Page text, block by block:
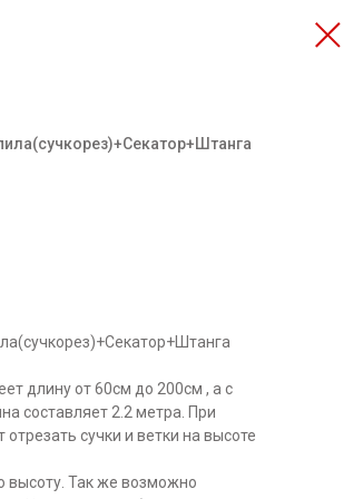
длину от 60см до 200см , а с
составляет 2.2 метра. При
сучки и ветки на высоте
высоту. Так же возможно